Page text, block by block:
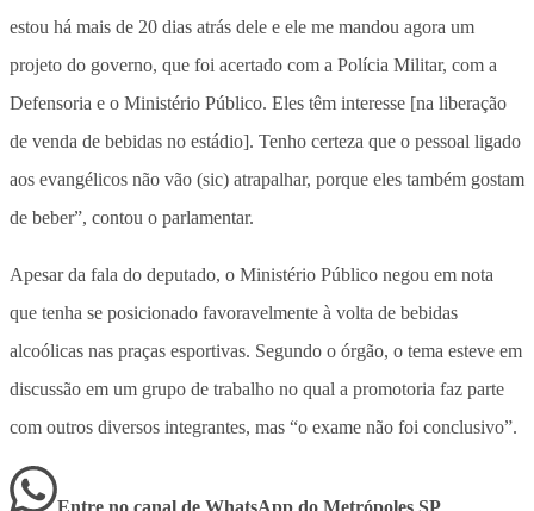
estou há mais de 20 dias atrás dele e ele me mandou agora um
projeto do governo, que foi acertado com a Polícia Militar, com a
Defensoria e o Ministério Público. Eles têm interesse [na liberação
de venda de bebidas no estádio]. Tenho certeza que o pessoal ligado
aos evangélicos não vão (sic) atrapalhar, porque eles também gostam
de beber”, contou o parlamentar.
Apesar da fala do deputado, o Ministério Público negou em nota
que tenha se posicionado favoravelmente à volta de bebidas
alcoólicas nas praças esportivas. Segundo o órgão, o tema esteve em
discussão em um grupo de trabalho no qual a promotoria faz parte
com outros diversos integrantes, mas “o exame não foi conclusivo”.
Entre no canal de WhatsApp do Metrópoles SP